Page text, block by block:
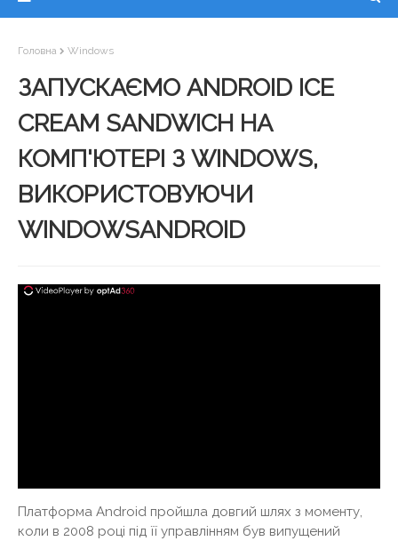
Головна Windows
ЗАПУСКАЄМО ANDROID ICE
CREAM SANDWICH НА
КОМП'ЮТЕРІ З WINDOWS,
ВИКОРИСТОВУЮЧИ
WINDOWSANDROID
Платформа Android пройшла довгий шлях з моменту,
коли в 2008 році під її управлінням був випущений